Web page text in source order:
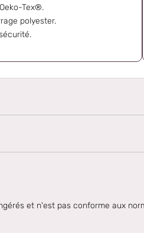
Tex®.
polyester.
et n'est pas conforme aux